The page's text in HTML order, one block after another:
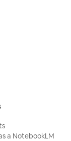
a NotebookLM